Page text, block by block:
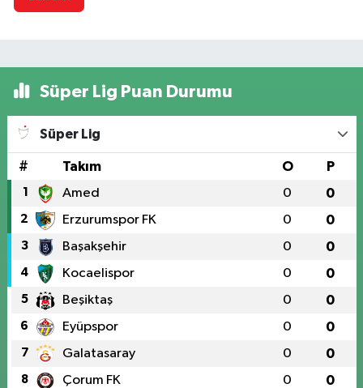
Süper Lig Puan Durumu
Süper Lig
# Takım O P
1 Amed 0 0
2 Erzurumspor FK 0 0
3 Başakşehir 0 0
4 Kocaelispor 0 0
5 Beşiktaş 0 0
6 Eyüpspor 0 0
7 Galatasaray 0 0
8 Çorum FK 0 0